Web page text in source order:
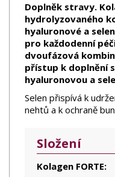
Doplněk stravy.
hydrolyzovaného
hyaluronové a
pro každodenní
dvoufázová
přístup k doplnění
hyaluronovou a
Selen přispívá k
nehtů a k ochraně
Složení
Kolagen FORTE: